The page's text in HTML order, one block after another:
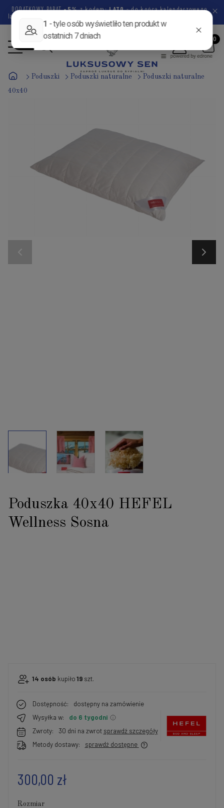
DODATKOWY RABAT-5%z kodem:LATO- do końca kalendarzowego
lata pozostało
Poduszki Poduszki naturalne Poduszki naturalne
40x40
Poduszka 40x40 HEFEL
Wellness Sosna
14 osób kupiło19 szt.
Dostępność:
dostępny na zamówienie
Wysyłka w:
do 6 tygodni
Zwroty:
30 dni na zwrot sprawdź szczegóły
Metody dostawy:
sprawdź dostępne
300,00 zł
Rozmiar